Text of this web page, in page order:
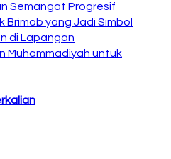
Semangat Progresif
Brimob yang Jadi Simbol
di Lapangan
Muhammadiyah untuk